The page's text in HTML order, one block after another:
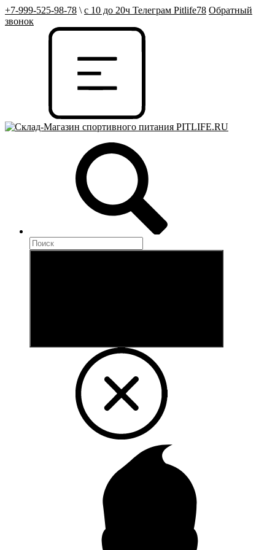
+7-999-525-98-78 \ с 10 до 20ч Телеграм Pitlife78 Обратный
звонок